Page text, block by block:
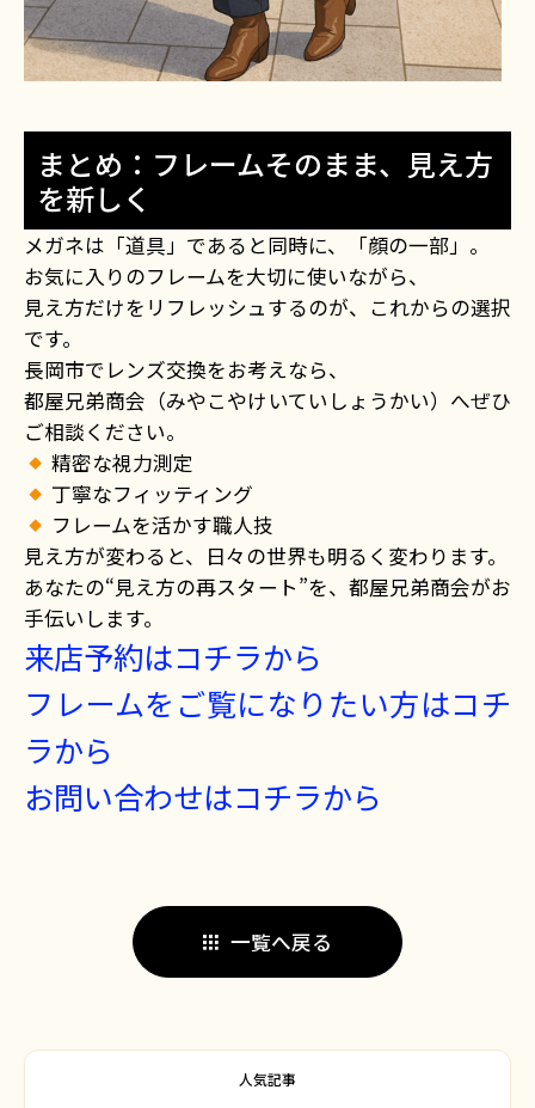
まとめ：フレームそのまま、見え方
を新しく
メガネは「道具」であると同時に、「顔の一部」。
お気に入りのフレームを大切に使いながら、
見え方だけをリフレッシュするのが、これからの選択
です。
長岡市でレンズ交換をお考えなら、
都屋兄弟商会（みやこやけいていしょうかい）へぜひ
ご相談ください。
精密な視力測定
丁寧なフィッティング
フレームを活かす職人技
見え方が変わると、日々の世界も明るく変わります。
あなたの“見え方の再スタート”を、都屋兄弟商会がお
手伝いします。
来店予約はコチラから
フレームをご覧になりたい方はコチ
ラから
お問い合わせはコチラから
一覧へ戻る
人気記事